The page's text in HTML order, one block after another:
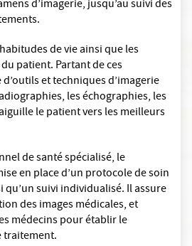
d’imagerie, jusqu’au suivi des
de vie ainsi que les
patient. Partant de ces
et techniques d’imagerie
les échographies, les
le patient vers les meilleurs
de santé spécialisé, le
en place d’un protocole de soin
suivi individualisé. Il assure
des images médicales, et
médecins pour établir le
traitement.